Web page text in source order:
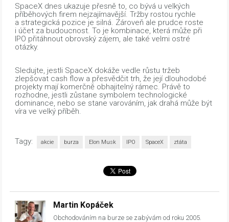
SpaceX dnes ukazuje přesně to, co bývá u velkých
příběhových firem nejzajímavější. Tržby rostou rychle
a strategická pozice je silná. Zároveň ale prudce roste
i účet za budoucnost. To je kombinace, která může při
IPO přitáhnout obrovský zájem, ale také velmi ostré
otázky.
Sledujte, jestli SpaceX dokáže vedle růstu tržeb
zlepšovat cash flow a přesvědčit trh, že její dlouhodobé
projekty mají komerčně obhajitelný rámec. Právě to
rozhodne, jestli zůstane symbolem technologické
dominance, nebo se stane varováním, jak drahá může být
víra ve velký příběh.
Tagy: akcie burza Elon Musk IPO SpaceX ztáta
Martin Kopáček
Obchodováním na burze se zabývám od roku 2005.